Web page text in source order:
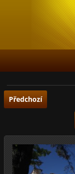
Předchozí